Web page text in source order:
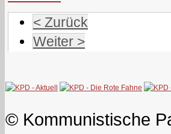
< Zurück
Weiter >
© Kommunistische